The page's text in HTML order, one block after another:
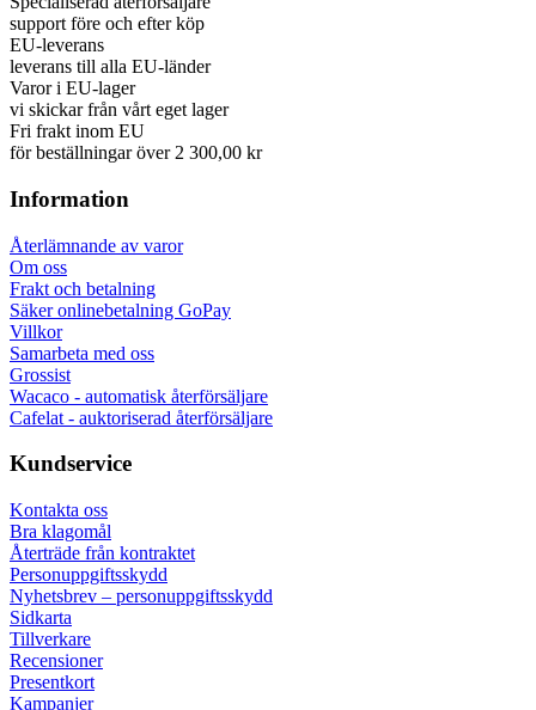
support före och efter köp
EU-leverans
leverans till alla EU-länder
Varor i EU-lager
vi skickar från vårt eget lager
Fri frakt inom EU
för beställningar över 2 300,00 kr
Information
Återlämnande av varor
Om oss
Frakt och betalning
Säker onlinebetalning GoPay
Villkor
Samarbeta med oss
Grossist
Wacaco - automatisk återförsäljare
Cafelat - auktoriserad återförsäljare
Kundservice
Kontakta oss
Bra klagomål
Återträde från kontraktet
Personuppgiftsskydd
Nyhetsbrev – personuppgiftsskydd
Sidkarta
Tillverkare
Recensioner
Presentkort
Kampanjer